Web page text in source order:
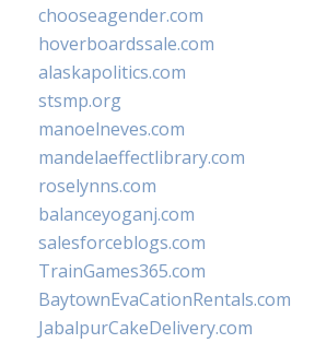
chooseagender.com
hoverboardssale.com
alaskapolitics.com
stsmp.org
manoelneves.com
mandelaeffectlibrary.com
roselynns.com
balanceyoganj.com
salesforceblogs.com
TrainGames365.com
BaytownEvaCationRentals.com
JabalpurCakeDelivery.com